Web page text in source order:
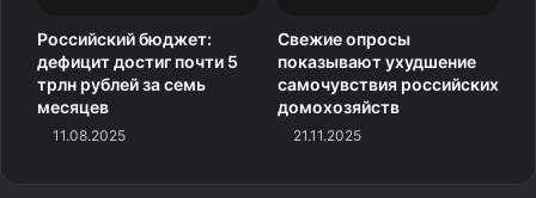
Российский бюджет:
дефицит достиг почти 5
трлн рублей за семь
месяцев
11.08.2025
Свежие опросы
показывают ухудшение
самочувствия российских
домохозяйств
21.11.2025